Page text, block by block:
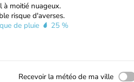
à moitié nuageux.
risque d'averses.
de pluie
25 %
Recevoir la météo de ma ville